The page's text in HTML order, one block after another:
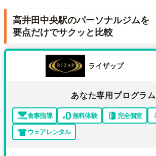
高井田中央駅のパーソナルジムを
要点だけでサクッと比較
ライザップ
あなた専用プログラム
食事指導 無料体験 完全個室
ウェアレンタル